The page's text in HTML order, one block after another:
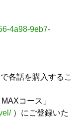
4a98-9eb7-
各話を購入するこ
コース」
）にご登録いた